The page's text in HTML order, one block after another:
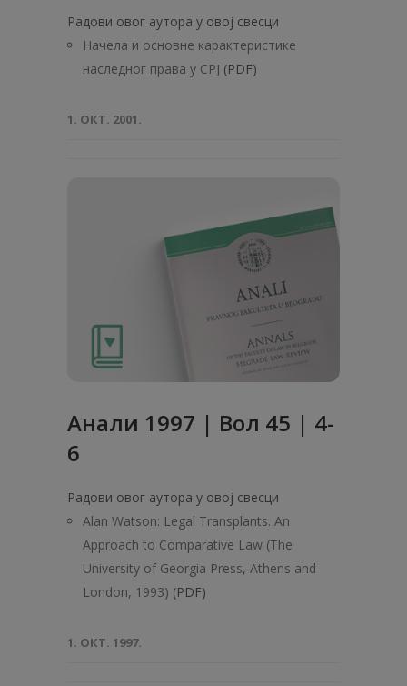
Радови овог аутора у овој свесци
Начела и основне карактеристике
наследног права у СРЈ (PDF)
1. ОКТ. 2001.
Анaли 1997 | Вол 45 | 4-
6
Радови овог аутора у овој свесци
Alan Watson: Legal Transplants. An
Approach to Comparative Law (The
University of Georgia Press, Athens and
London, 1993) (PDF)
1. ОКТ. 1997.